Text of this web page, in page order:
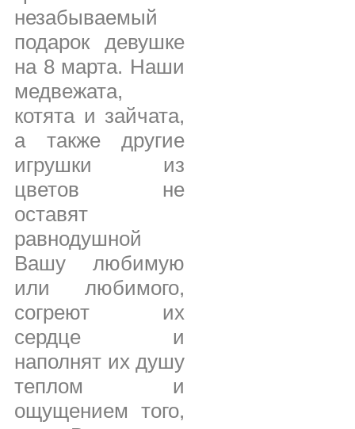
незабываемый
подарок девушке
на 8 марта. Наши
медвежата,
котята и зайчата,
а также другие
игрушки из
цветов не
оставят
равнодушной
Вашу любимую
или любимого,
согреют их
сердце и
наполнят их душу
теплом и
ощущением того,